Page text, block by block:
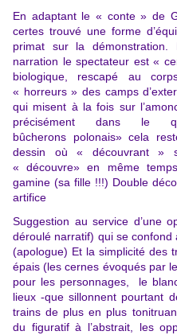
En adaptant le « conte » de
certes trouvé une forme
primat sur la
narration le spectateur est «
biologique, rescapé au
« horreurs » des camps
qui misent à la fois sur
précisément dans le
bûcherons polonais» cela
dessin où « découvrant »
« découvre» en même
gamine (sa fille !!!) Double
artifice
Suggestion au service d’une
déroulé narratif) qui se confond
(apologue) Et la simplicité des
épais (les cernes évoqués par
pour les personnages, le
lieux -que sillonnent pourtant
trains de plus en plus
du figuratif à l’abstrait, les